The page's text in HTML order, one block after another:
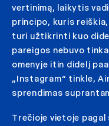
vertinimą, laikytis
principo, kuris
turi užtikrinti kuo
pareigos nebuvo
omenyje itin didelį
„Instagram“ tinkle,
sprendimas
Trečioje vietoje